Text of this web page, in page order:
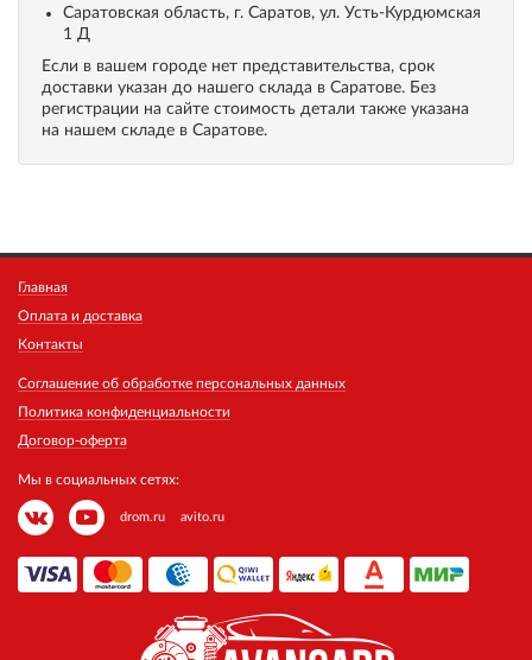
Саратовская область, г. Саратов, ул. Усть-Курдюмская
1 Д
Если в вашем городе нет представительства, срок
доставки указан до нашего склада в Саратове. Без
регистрации на сайте стоимость детали также указана
на нашем складе в Саратове.
Главная
Оплата и доставка
Контакты
Соглашение об обработке персональных данных
Политика конфиденциальности
Договор-оферта
Мы в социальных сетях:
drom.ru avito.ru